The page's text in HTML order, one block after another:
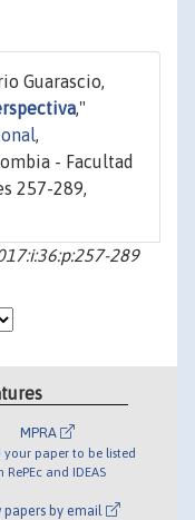
Guarascio,
,"
,
- Facultad
257-289,
289
MPRA
your paper to be listed
RePEc and IDEAS
papers by email